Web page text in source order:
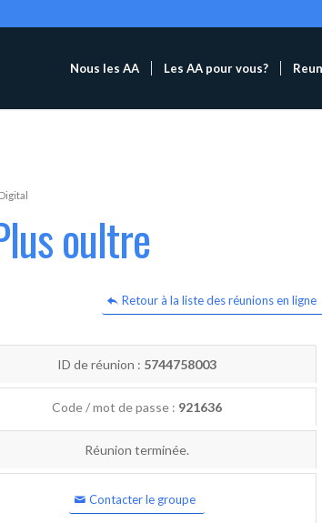
Nous les AA Les AA pour vous?
oultre
Retour à la liste des réunions en ligne
ID de réunion : 5744758003
Code / mot de passe : 921636
Réunion terminée.
Contacter le groupe